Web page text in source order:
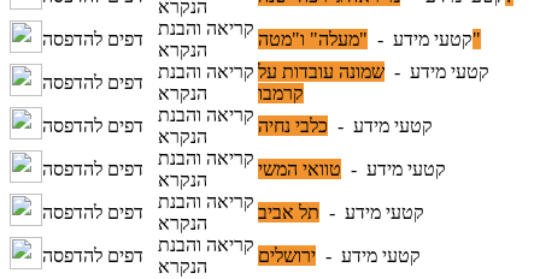
הנקרא
דפים להדפסה
קריאה והבנת
הנקרא
קטעי מידע -"מעלה" ו"מטה"
דפים להדפסה
קריאה והבנת
הנקרא
קטעי מידע - שמונה עובדות על
קרמבו
דפים להדפסה
קריאה והבנת
הנקרא
קטעי מידע - כלבי נחיה
דפים להדפסה
קריאה והבנת
הנקרא
קטעי מידע - טוואי המשי
דפים להדפסה
קריאה והבנת
הנקרא
קטעי מידע - תל אביב
דפים להדפסה
קריאה והבנת
הנקרא
קטעי מידע - ירושלים